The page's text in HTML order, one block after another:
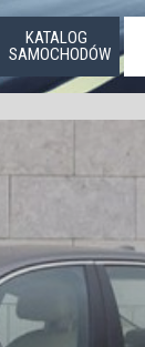
KATALOG
SAMOCHODÓW